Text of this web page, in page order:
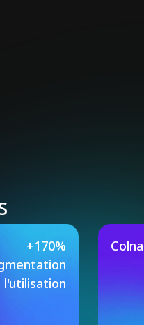
+170%
l'utilisation